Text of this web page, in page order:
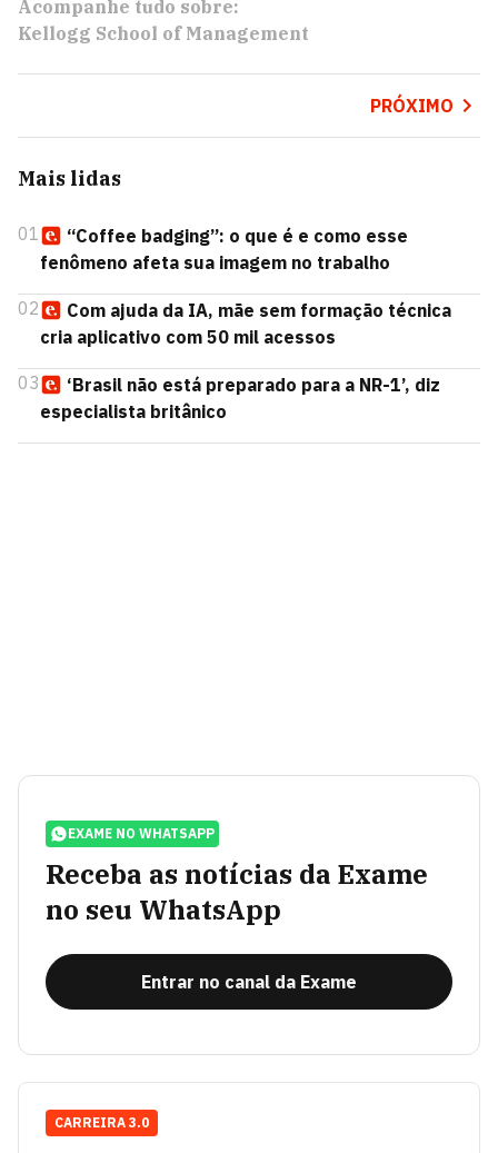
Acompanhe tudo sobre:
Kellogg School of Management
PRÓXIMO
Mais lidas
01
“Coffee badging”: o que é e como esse
fenômeno afeta sua imagem no trabalho
02
Com ajuda da IA, mãe sem formação técnica
cria aplicativo com 50 mil acessos
03
‘Brasil não está preparado para a NR-1’, diz
especialista britânico
EXAME NO WHATSAPP
Receba as notícias da Exame
no seu WhatsApp
Entrar no canal da Exame
CARREIRA 3.0